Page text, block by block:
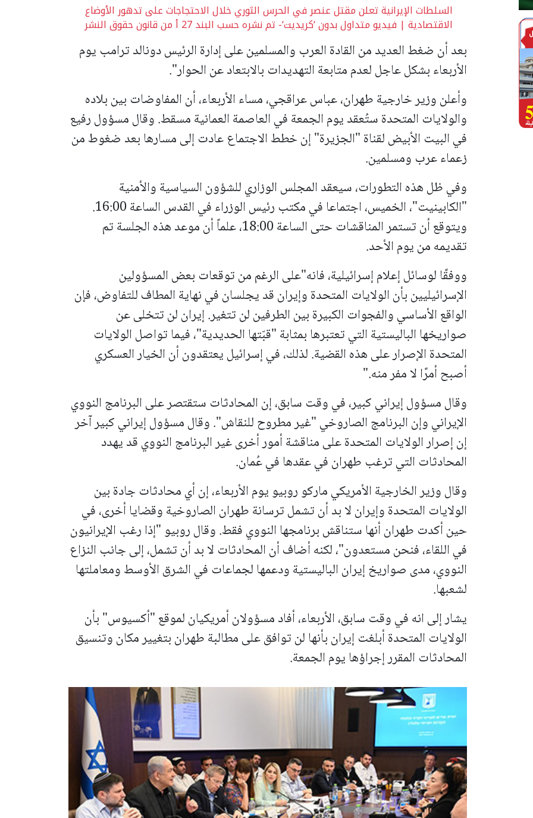
السلطات الإيرانية تعلن مقتل عنصر في الحرس الثوري خلال الاحتجاجات على تدهور الأوضاع
الاقتصادية | فيديو متداول بدون ‘كريديت‘- تم نشره حسب البند 27 أ من قانون حقوق النشر
بعد أن ضغط العديد من القادة العرب والمسلمين على إدارة الرئيس دونالد ترامب يوم
الأربعاء بشكل عاجل لعدم متابعة التهديدات بالابتعاد عن الحوار".
وأعلن وزير خارجية طهران، عباس عراقجي، مساء الأربعاء، أن المفاوضات بين بلاده
والولايات المتحدة ستُعقد يوم الجمعة في العاصمة العمانية مسقط. وقال مسؤول رفيع
في البيت الأبيض لقناة "الجزيرة" إن خطط الاجتماع عادت إلى مسارها بعد ضغوط من
زعماء عرب ومسلمين.
وفي ظل هذه التطورات، سيعقد المجلس الوزاري للشؤون السياسية والأمنية
"الكابينيت"، الخميس، اجتماعا في مكتب رئيس الوزراء في القدس الساعة 16:00.
ويتوقع أن تستمر المناقشات حتى الساعة 18:00، علماً أن موعد هذه الجلسة تم
تقديمه من يوم الأحد.
ووفقًا لوسائل إعلام إسرائيلية، فانه"على الرغم من توقعات بعض المسؤولين
الإسرائيليين بأن الولايات المتحدة وإيران قد يجلسان في نهاية المطاف للتفاوض، فإن
الواقع الأساسي والفجوات الكبيرة بين الطرفين لن تتغير. إيران لن تتخلى عن
صواريخها الباليستية التي تعتبرها بمثابة "قبّتها الحديدية"، فيما تواصل الولايات
المتحدة الإصرار على هذه القضية. لذلك، في إسرائيل يعتقدون أن الخيار العسكري
أصبح أمرًا لا مفر منه."
وقال مسؤول إيراني كبير، في وقت سابق، إن المحادثات ستقتصر على البرنامج النووي
الإيراني وإن البرنامج الصاروخي "غير مطروح للنقاش". وقال مسؤول إيراني كبير آخر
إن إصرار الولايات المتحدة على مناقشة أمور أخرى غير البرنامج النووي قد يهدد
المحادثات التي ترغب طهران في عقدها في عُمان.
وقال وزير الخارجية الأمريكي ماركو روبيو يوم الأربعاء، إن أي محادثات جادة بين
الولايات المتحدة وإيران لا بد أن تشمل ترسانة طهران الصاروخية وقضايا أخرى، في
حين أكدت طهران أنها ستناقش برنامجها النووي فقط. وقال روبيو "إذا رغب الإيرانيون
في اللقاء، فنحن مستعدون"، لكنه أضاف أن المحادثات لا بد أن تشمل، إلى جانب النزاع
النووي، مدى صواريخ إيران الباليستية ودعمها لجماعات في الشرق الأوسط ومعاملتها
لشعبها.
يشار إلى انه في وقت سابق، الأربعاء، أفاد مسؤولان أمريكيان لموقع "أكسيوس" بأن
الولايات المتحدة أبلغت إيران بأنها لن توافق على مطالبة طهران بتغيير مكان وتنسيق
المحادثات المقرر إجراؤها يوم الجمعة.